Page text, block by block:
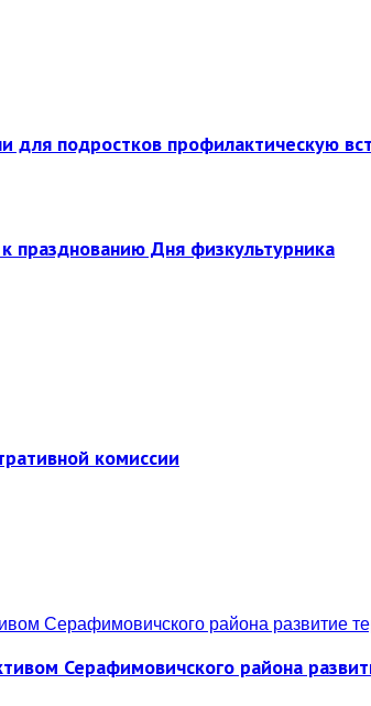
для подростков профилактическую
празднованию Дня физкультурника
комиссии
Серафимовичского района